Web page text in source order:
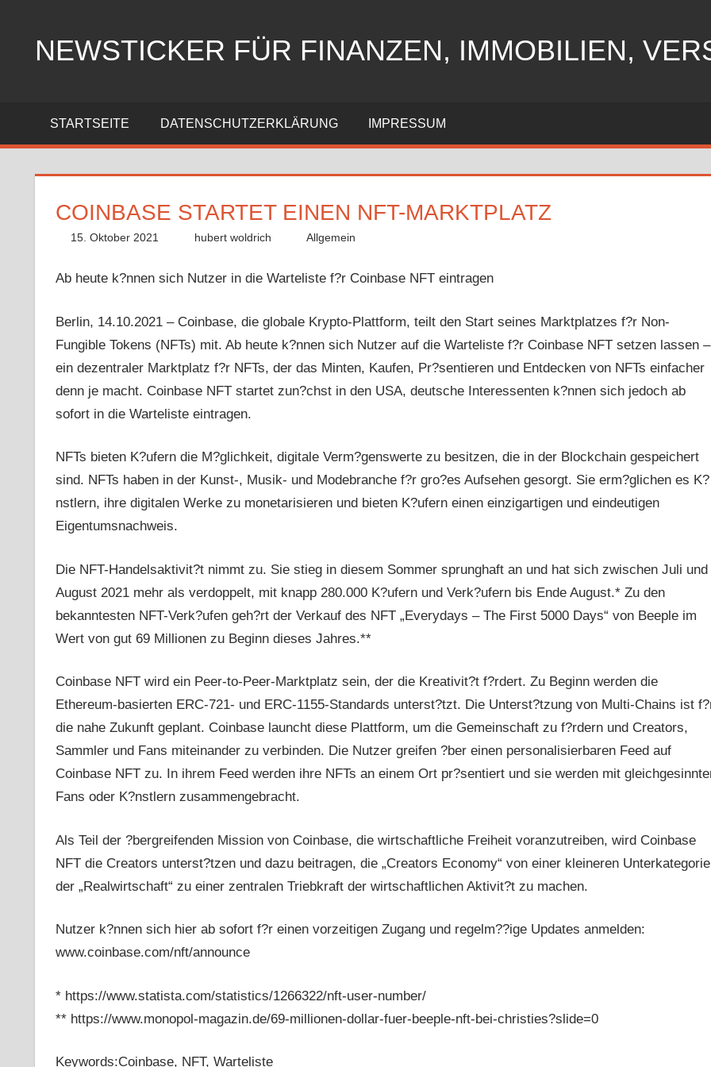
springenNEWSTICKER FÜR FINANZEN, IMMOBILIEN,
STARTSEITE DATENSCHUTZERKLÄRUNG IMPRESSUM
COINBASE STARTET EINEN NFT-MARKTPLATZ
15. Oktober 2021 hubert woldrich Allgemein
Ab heute k?nnen sich Nutzer in die Warteliste f?r Coinbase NFT eintragen
Berlin, 14.10.2021 – Coinbase, die globale Krypto-Plattform, teilt den Start seines Marktplatzes f?r Non-
Fungible Tokens (NFTs) mit. Ab heute k?nnen sich Nutzer auf die Warteliste f?r Coinbase NFT setzen lassen –
ein dezentraler Marktplatz f?r NFTs, der das Minten, Kaufen, Pr?sentieren und Entdecken von NFTs einfacher
denn je macht. Coinbase NFT startet zun?chst in den USA, deutsche Interessenten k?nnen sich jedoch ab
sofort in die Warteliste eintragen.
NFTs bieten K?ufern die M?glichkeit, digitale Verm?genswerte zu besitzen, die in der Blockchain gespeichert
sind. NFTs haben in der Kunst-, Musik- und Modebranche f?r gro?es Aufsehen gesorgt. Sie erm?glichen es K?
nstlern, ihre digitalen Werke zu monetarisieren und bieten K?ufern einen einzigartigen und eindeutigen
Eigentumsnachweis.
Die NFT-Handelsaktivit?t nimmt zu. Sie stieg in diesem Sommer sprunghaft an und hat sich zwischen Juli und
August 2021 mehr als verdoppelt, mit knapp 280.000 K?ufern und Verk?ufern bis Ende August.* Zu den
bekanntesten NFT-Verk?ufen geh?rt der Verkauf des NFT „Everydays – The First 5000 Days“ von Beeple im
Wert von gut 69 Millionen zu Beginn dieses Jahres.**
Coinbase NFT wird ein Peer-to-Peer-Marktplatz sein, der die Kreativit?t f?rdert. Zu Beginn werden die
Ethereum-basierten ERC-721- und ERC-1155-Standards unterst?tzt. Die Unterst?tzung von Multi-Chains ist
die nahe Zukunft geplant. Coinbase launcht diese Plattform, um die Gemeinschaft zu f?rdern und Creators,
Sammler und Fans miteinander zu verbinden. Die Nutzer greifen ?ber einen personalisierbaren Feed auf
Coinbase NFT zu. In ihrem Feed werden ihre NFTs an einem Ort pr?sentiert und sie werden mit
Fans oder K?nstlern zusammengebracht.
Als Teil der ?bergreifenden Mission von Coinbase, die wirtschaftliche Freiheit voranzutreiben, wird Coinbase
NFT die Creators unterst?tzen und dazu beitragen, die „Creators Economy“ von einer kleineren Unterkategorie
der „Realwirtschaft“ zu einer zentralen Triebkraft der wirtschaftlichen Aktivit?t zu machen.
Nutzer k?nnen sich hier ab sofort f?r einen vorzeitigen Zugang und regelm??ige Updates anmelden:
www.coinbase.com/nft/announce
* https://www.statista.com/statistics/1266322/nft-user-number/
** https://www.monopol-magazin.de/69-millionen-dollar-fuer-beeple-nft-bei-christies?slide=0
Keywords:Coinbase, NFT, Warteliste